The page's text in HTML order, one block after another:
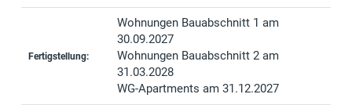
Fertigstellung:
Wohnungen Bauabschnitt 1 am
30.09.2027
Wohnungen Bauabschnitt 2 am
31.03.2028
WG-Apartments am 31.12.2027